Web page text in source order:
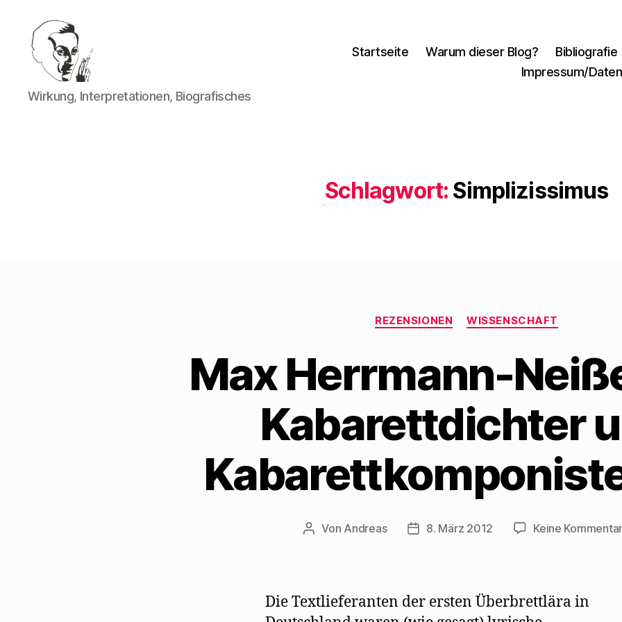
Walter
Mehring
Wirkung, Interpretationen, Biografisches
Startseite Warum dieser Blog? Bibliografie
Impressum/
Schlagwort: Simplizissimus
Kategorien
REZENSIONEN WISSENSCHAFT
Max Herrmann-
Kabarettdichter
Beitragsautor
Von Andreas Beitragsdatum
8. März 2012 Keine
Die Textlieferanten der ersten Überbrettlära in